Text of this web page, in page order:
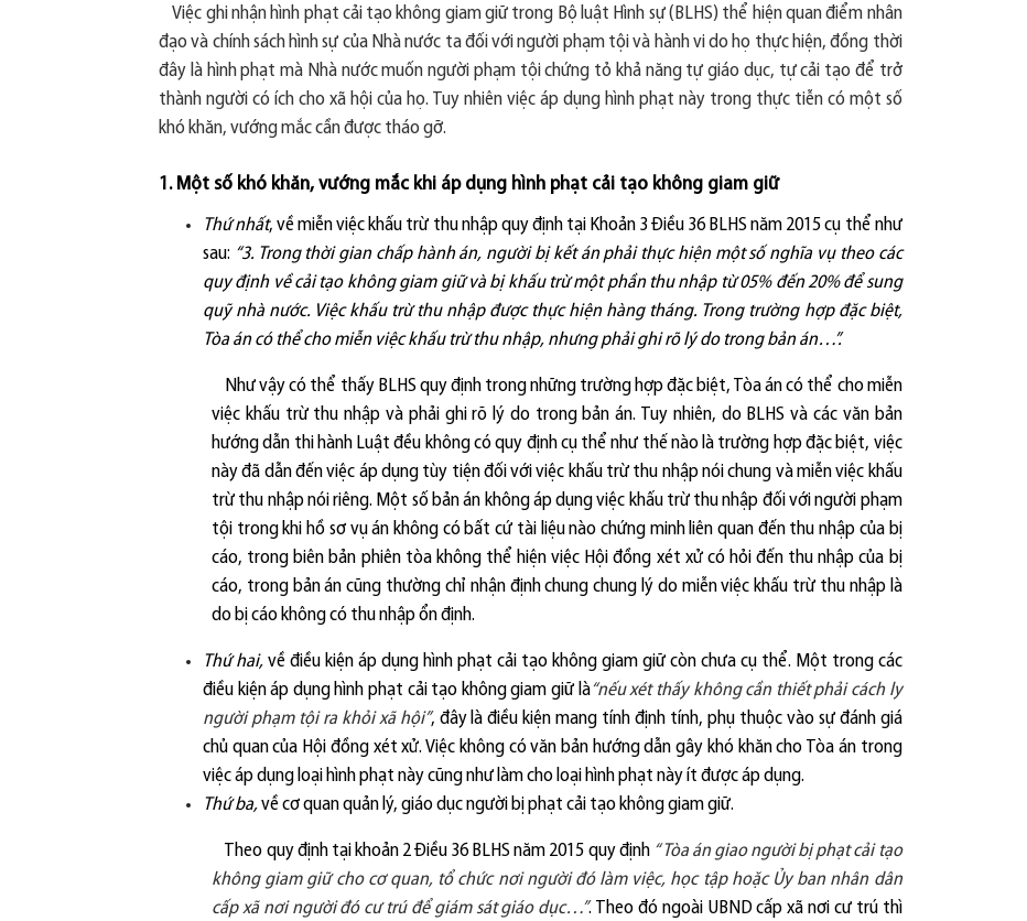
Việc ghi nhận hình phạt cải tạo không giam giữ trong Bộ luật Hình sự (BLHS) thể hiện quan điểm nhân
đạo và chính sách hình sự của Nhà nước ta đối với người phạm tội và hành vi do họ thực hiện, đồng thời
đây là hình phạt mà Nhà nước muốn người phạm tội chứng tỏ khả năng tự giáo dục, tự cải tạo để trở
thành người có ích cho xã hội của họ. Tuy nhiên việc áp dụng hình phạt này trong thực tiễn có một số
khó khăn, vướng mắc cần được tháo gỡ.
1. Một số khó khăn, vướng mắc khi áp dụng hình phạt cải tạo không giam giữ
Thứ nhất, về miễn việc khấu trừ thu nhập quy định tại Khoản 3 Điều 36 BLHS năm 2015 cụ thể như
sau: “3. Trong thời gian chấp hành án, người bị kết án phải thực hiện một số nghĩa vụ theo các
quy định về cải tạo không giam giữ và bị khấu trừ một phần thu nhập từ 05% đến 20% để sung
quỹ nhà nước. Việc khấu trừ thu nhập được thực hiện hàng tháng. Trong trường hợp đặc biệt,
Tòa án có thể cho miễn việc khấu trừ thu nhập, nhưng phải ghi rõ lý do trong bản án…”.
Như vậy có thể thấy BLHS quy định trong những trường hợp đặc biệt, Tòa án có thể cho miễn
việc khấu trừ thu nhập và phải ghi rõ lý do trong bản án. Tuy nhiên, do BLHS và các văn bản
hướng dẫn thi hành Luật đều không có quy định cụ thể như thế nào là trường hợp đặc biệt, việc
này đã dẫn đến việc áp dụng tùy tiện đối với việc khấu trừ thu nhập nói chung và miễn việc khấu
trừ thu nhập nói riêng. Một số bản án không áp dụng việc khấu trừ thu nhập đối với người phạm
tội trong khi hồ sơ vụ án không có bất cứ tài liệu nào chứng minh liên quan đến thu nhập của bị
cáo, trong biên bản phiên tòa không thể hiện việc Hội đồng xét xử có hỏi đến thu nhập của bị
cáo, trong bản án cũng thường chỉ nhận định chung chung lý do miễn việc khấu trừ thu nhập là
do bị cáo không có thu nhập ổn định.
Thứ hai, về điều kiện áp dụng hình phạt cải tạo không giam giữ còn chưa cụ thể. Một trong các
điều kiện áp dụng hình phạt cải tạo không giam giữ là“nếu xét thấy không cần thiết phải cách ly
người phạm tội ra khỏi xã hội”, đây là điều kiện mang tính định tính, phụ thuộc vào sự đánh giá
chủ quan của Hội đồng xét xử. Việc không có văn bản hướng dẫn gây khó khăn cho Tòa án trong
việc áp dụng loại hình phạt này cũng như làm cho loại hình phạt này ít được áp dụng.
Thứ ba,về cơ quan quản lý, giáo dục người bị phạt cải tạo không giam giữ.
Theo quy định tại khoản 2 Điều 36 BLHS năm 2015 quy định “ Tòa án giao người bị phạt cải tạo
không giam giữ cho cơ quan, tổ chức nơi người đó làm việc, học tập hoặc Ủy ban nhân dân
cấp xã nơi người đó cư trú để giám sát giáo dục…”. Theo đó ngoài UBND cấp xã nơi cư trú thì